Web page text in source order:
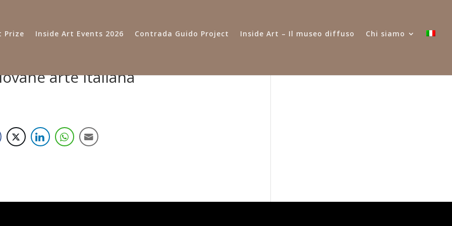
Prize Inside Art Events 2026 Contrada Guido Project Inside Art – Il museo diffuso Chi siamo
arte italiana